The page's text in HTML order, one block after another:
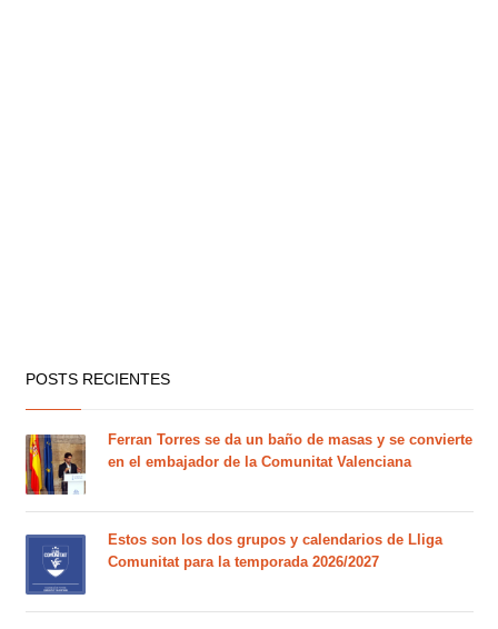
POSTS RECIENTES
Ferran Torres se da un baño de masas y se convierte
en el embajador de la Comunitat Valenciana
Estos son los dos grupos y calendarios de Lliga
Comunitat para la temporada 2026/2027